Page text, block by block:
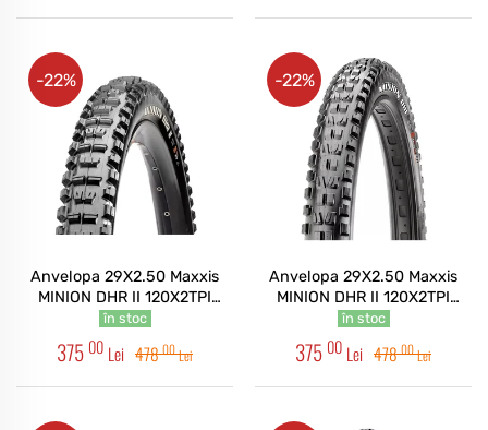
Anvelopa 29X2.50 Maxxis
MINION DHR II 120X2TPI
foldabil 3CG/DD/TR
în stoc
375 00 Lei 47800Lei
-22%
Anvelopa 29X2.50 Maxxis
MINION DHR II 120X2TPI
foldabil 3CT/DD/TR
în stoc
375 00 Lei 47800Lei
-22%